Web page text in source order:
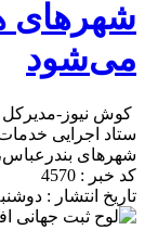
شهرهای
می‌شود
کوش نیوز-مدیرکل
ستاد اجرایی
شهرهای
کد خبر : 4570
تاریخ انتشار : دوشنبه 25 مارس 2024 -